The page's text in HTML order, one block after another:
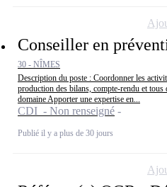
Conseiller en
30 - NÎMES
Description du poste : Coordonner les
production des bilans, compte-rendu et tous
domaine Apporter une expertise en...
CDI - Non renseigné
Publié il y a plus de 30 jours